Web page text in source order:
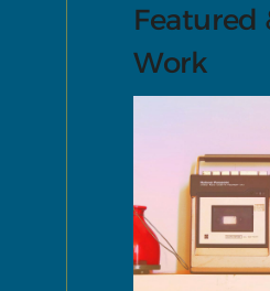
Featured
Work